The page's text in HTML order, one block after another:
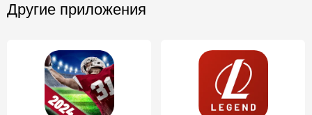
Другие приложения